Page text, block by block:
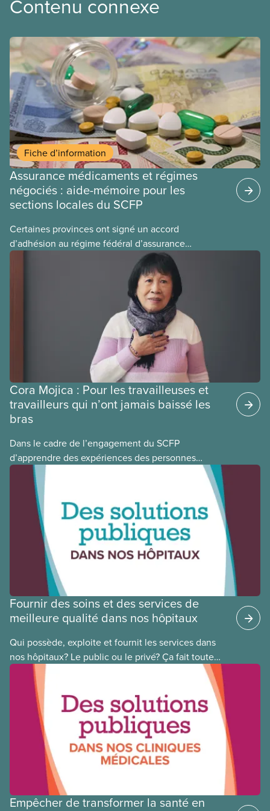
Contenu connexe
Fiche d’information
Assurance médicaments et régimes
négociés : aide-mémoire pour les
sections locales du SCFP
Certaines provinces ont signé un accord
d’adhésion au régime fédéral d’assurance
médicaments. Les sections locales du SCFP dans
ces provinces s’interrogent sur l’incidence que ce
régime pourrait avoir sur leurs avantages
Cora Mojica : Pour les travailleuses et
travailleurs qui n’ont jamais baissé les
bras
Dans le cadre de l’engagement du SCFP
d’apprendre des expériences des personnes
autochtones, noires et racisées, et de célébrer
leurs réussites, nous vous présentons des membres
du Comité national pour la justice raciale et du
Conseil national des Autochtones. L’article de ce
mois-ci présente Cora Mojica, membre du Comité
national pour la justice raciale.
Fournir des soins et des services de
meilleure qualité dans nos hôpitaux
Qui possède, exploite et fournit les services dans
nos hôpitaux? Le public ou le privé? Ça fait toute
une différence. Un hôpital public coûte moins cher,
en donne plus et est voué à l’intérêt public.
Empêcher de transformer la santé en